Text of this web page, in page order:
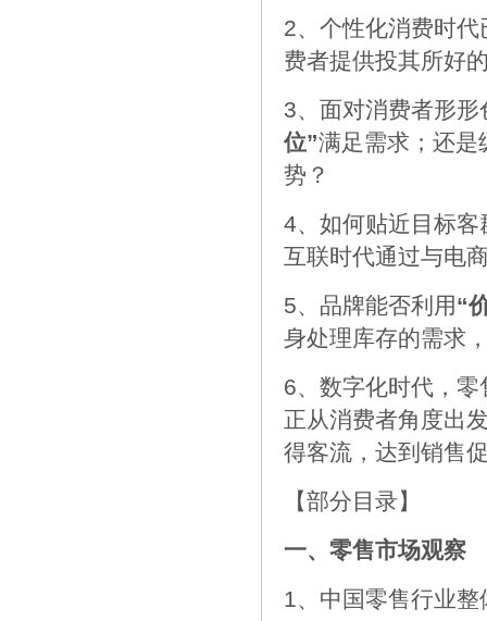
2、个性化消费时
费者提供投其所好
3、面对消费者形
位”满足需求；还是
势？
4、如何贴近目标客
互联时代通过与电
5、品牌能否利用“
身处理库存的需求
6、数字化时代，零
正从消费者角度出
得客流，达到销售
【部分目录】
一、零售市场观察
1、中国零售行业整